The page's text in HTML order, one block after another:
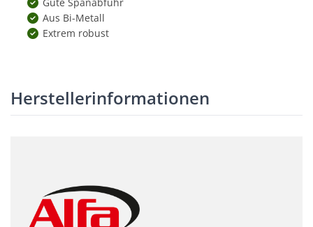
Gute Spanabfuhr
Aus Bi-Metall
Extrem robust
Herstellerinformationen